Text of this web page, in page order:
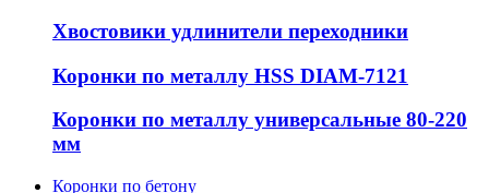
Хвостовики удлинители переходники
Коронки по металлу HSS DIAM-7121
Коронки по металлу универсальные 80-220
мм
Коронки по бетону